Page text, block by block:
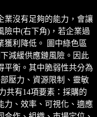
業沒有足夠的能力，會讓
險中(右下角)，若企業過
獲利降低。 圖中綠色區
減緩供應鏈風險。因此
平衡。其中脆弱性共分為
壓力、資源限制、靈敏
共有14項要素：採購的
力、效率、可視化、適應